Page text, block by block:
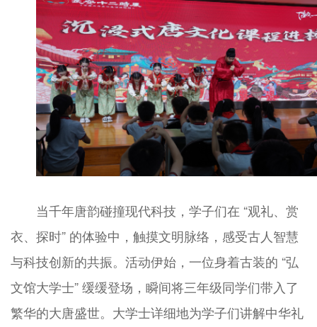
当千年唐韵碰撞现代科技，学子们在 “观礼、赏
衣、探时” 的体验中，触摸文明脉络，感受古人智慧
与科技创新的共振。活动伊始，一位身着古装的 “弘
文馆大学士” 缓缓登场，瞬间将三年级同学们带入了
繁华的大唐盛世。大学士详细地为学子们讲解中华礼